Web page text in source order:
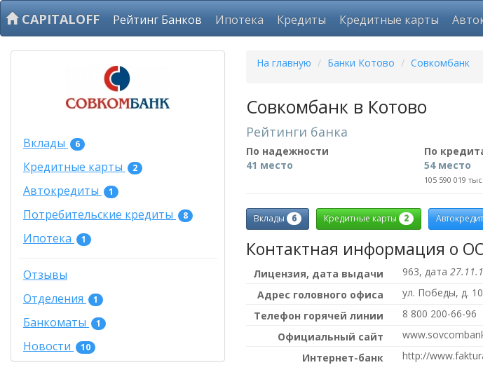
CAPITALOFF Рейтинг Банков Ипотека Кредиты Кредитные карты
Вклады 6
Кредитные карты 2
Автокредиты 1
Потребительские кредиты 8
Ипотека 1
Отзывы
Отделения
1
Банкоматы 1
Новости 10
На главную / Банки Котово / Совкомбанк
Совкомбанк в Котово
Рейтинги банка
По надежности По
41 место
54 место
105 590 019
Вклады 6 Кредитные карты 2
Контактная информация о
Лицензия, дата выдачи 963, дата
Адрес головного офиса
ул. Победы, д. 10
Телефон горячей линии
8 800 200-66-96
Официальный сайт
Интернет-банк
http://